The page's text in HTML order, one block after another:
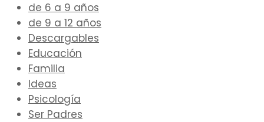
de 6 a 9 años
de 9 a 12 años
Descargables
Educación
Familia
Ideas
Psicología
Ser Padres